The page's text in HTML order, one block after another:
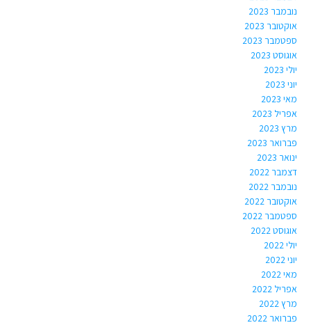
נובמבר 2023
אוקטובר 2023
ספטמבר 2023
אוגוסט 2023
יולי 2023
יוני 2023
מאי 2023
אפריל 2023
מרץ 2023
פברואר 2023
ינואר 2023
דצמבר 2022
נובמבר 2022
אוקטובר 2022
ספטמבר 2022
אוגוסט 2022
יולי 2022
יוני 2022
מאי 2022
אפריל 2022
מרץ 2022
פברואר 2022